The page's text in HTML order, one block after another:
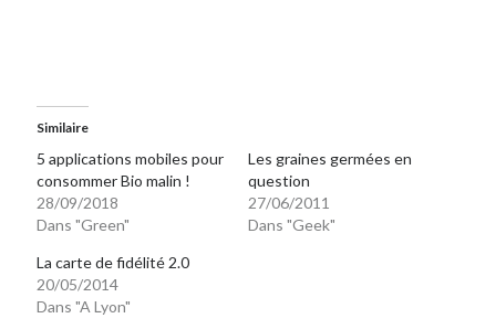
Similaire
5 applications mobiles pour
consommer Bio malin !
28/09/2018
Dans "Green"
Les graines germées en
question
27/06/2011
Dans "Geek"
La carte de fidélité 2.0
20/05/2014
Dans "A Lyon"